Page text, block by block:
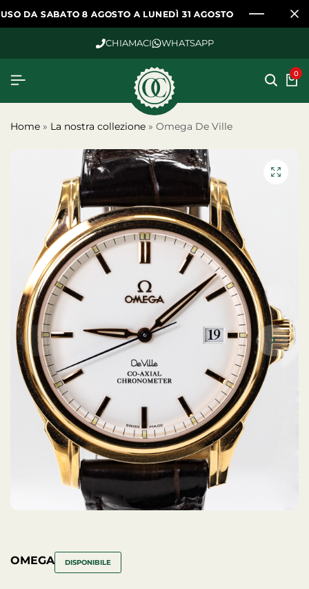
8 AGOSTO A LUNEDÌ 31 AGOSTO
8 AGOSTO A LUNEDÌ 31 AGOSTO
8 AGOSTO A LUNEDÌ 31 AGOSTO
CHIAMACI WHATSAPP
0
Home » La nostra collezione » Omega De Ville
OMEGA DISPONIBILE